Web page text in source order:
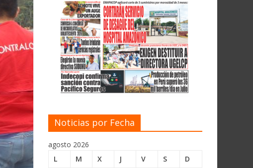
Noticias por Fecha
agosto 2026
L
M X J V S
D